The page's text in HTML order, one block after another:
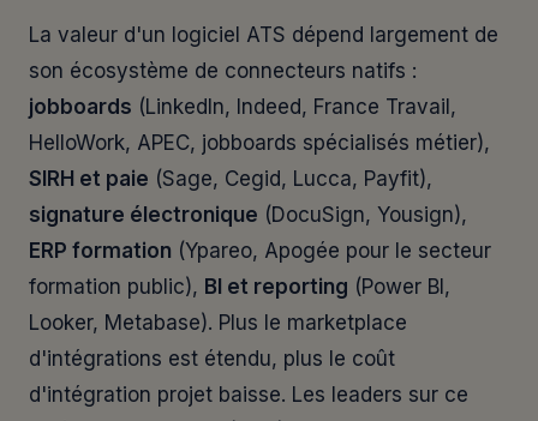
La valeur d'un logiciel ATS dépend largement de
son écosystème de connecteurs natifs :
jobboards (LinkedIn, Indeed, France Travail,
HelloWork, APEC, jobboards spécialisés métier),
SIRH et paie (Sage, Cegid, Lucca, Payfit),
signature électronique (DocuSign, Yousign),
ERP formation (Ypareo, Apogée pour le secteur
formation public), BI et reporting (Power BI,
Looker, Metabase). Plus le marketplace
d'intégrations est étendu, plus le coût
d'intégration projet baisse. Les leaders sur ce